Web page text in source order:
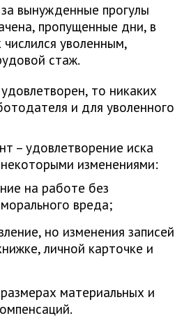
вынужденные прогулы
пропущенные дни, в
уволенным,
стаж.
то никаких
и для уволенного
– удовлетворение иска
изменениями:
на работе без
вреда;
но изменения записей
личной карточке и
материальных и